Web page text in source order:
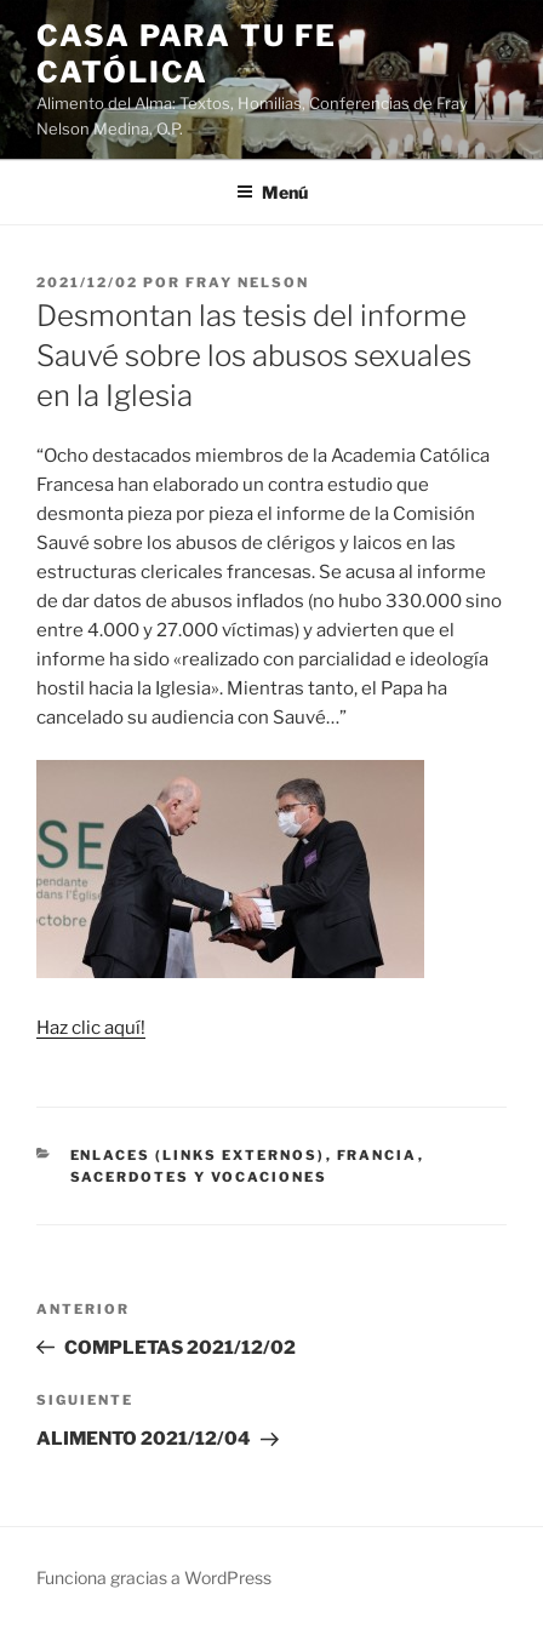
Saltar
al
contenido
CASA PARA TU FE
CATÓLICA
Alimento del Alma: Textos, Homilias, Conferencias de Fray
Nelson Medina, O.P.
Menú
PUBLICADO
EL
2021/12/02 POR FRAY NELSON
Desmontan las tesis del informe
Sauvé sobre los abusos sexuales
en la Iglesia
“Ocho destacados miembros de la Academia Católica
Francesa han elaborado un contra estudio que
desmonta pieza por pieza el informe de la Comisión
Sauvé sobre los abusos de clérigos y laicos en las
estructuras clericales francesas. Se acusa al informe
de dar datos de abusos inflados (no hubo 330.000 sino
entre 4.000 y 27.000 víctimas) y advierten que el
informe ha sido «realizado con parcialidad e ideología
hostil hacia la Iglesia». Mientras tanto, el Papa ha
cancelado su audiencia con Sauvé…”
Haz clic aquí!
CATEGORÍAS
ENLACES (LINKS EXTERNOS) , FRANCIA ,
SACERDOTES Y VOCACIONES
entradas
Entrada
anterior:
ANTERIOR
COMPLETAS 2021/12/02
Siguiente
entrada
SIGUIENTE
ALIMENTO 2021/12/04
Funciona gracias a WordPress